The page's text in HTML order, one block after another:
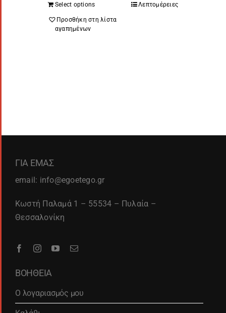
Select options Λεπτομέρειες
Προσθήκη στη λίστα
αγαπημένων
ΓΙΑ ΕΜΑΣ
email: info@egoetego.gr
Κωστή Παλαμά 1 – 55534 – Πυλαία –
Θεσσαλονίκη
ΒΟΗΘΕΙΑ
Ο λογαριασμός μου